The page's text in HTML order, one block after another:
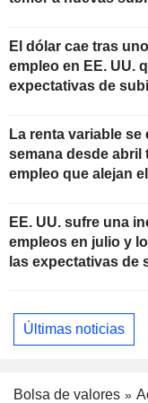
El dólar cae tras
empleo en EE. UU.
expectativas de
La renta variable
semana desde abril
empleo que alejan
EE. UU. sufre una
empleos en julio y
las expectativas de
Últimas noticias
Bolsa de valores